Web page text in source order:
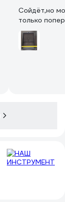
Сойдёт,но
только